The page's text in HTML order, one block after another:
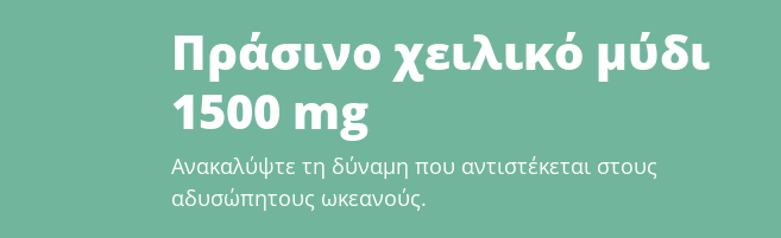
Πράσινο χειλικό μύδι
1500 mg
Ανακαλύψτε τη δύναμη που αντιστέκεται στους
αδυσώπητους ωκεανούς.